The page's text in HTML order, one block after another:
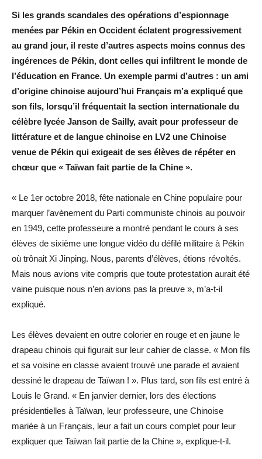
Si les grands scandales des opérations d’espionnage
menées par Pékin en Occident éclatent progressivement
au grand jour, il reste d’autres aspects moins connus des
ingérences de Pékin, dont celles qui infiltrent le monde de
l’éducation en France. Un exemple parmi d’autres : un ami
d’origine chinoise aujourd’hui Français m’a expliqué que
son fils, lorsqu’il fréquentait la section internationale du
célèbre lycée Janson de Sailly, avait pour professeur de
littérature et de langue chinoise en LV2 une Chinoise
venue de Pékin qui exigeait de ses élèves de répéter en
chœur que « Taïwan fait partie de la Chine ».
« Le 1er octobre 2018, fête nationale en Chine populaire pour
marquer l’avènement du Parti communiste chinois au pouvoir
en 1949, cette professeure a montré pendant le cours à ses
élèves de sixième une longue vidéo du défilé militaire à Pékin
où trônait Xi Jinping. Nous, parents d’élèves, étions révoltés.
Mais nous avions vite compris que toute protestation aurait été
vaine puisque nous n’en avions pas la preuve », m’a-t-il
expliqué.
Les élèves devaient en outre colorier en rouge et en jaune le
drapeau chinois qui figurait sur leur cahier de classe. « Mon fils
et sa voisine en classe avaient trouvé une parade et avaient
dessiné le drapeau de Taïwan ! ». Plus tard, son fils est entré à
Louis le Grand. « En janvier dernier, lors des élections
présidentielles à Taïwan, leur professeure, une Chinoise
mariée à un Français, leur a fait un cours complet pour leur
expliquer que Taïwan fait partie de la Chine », explique-t-il.